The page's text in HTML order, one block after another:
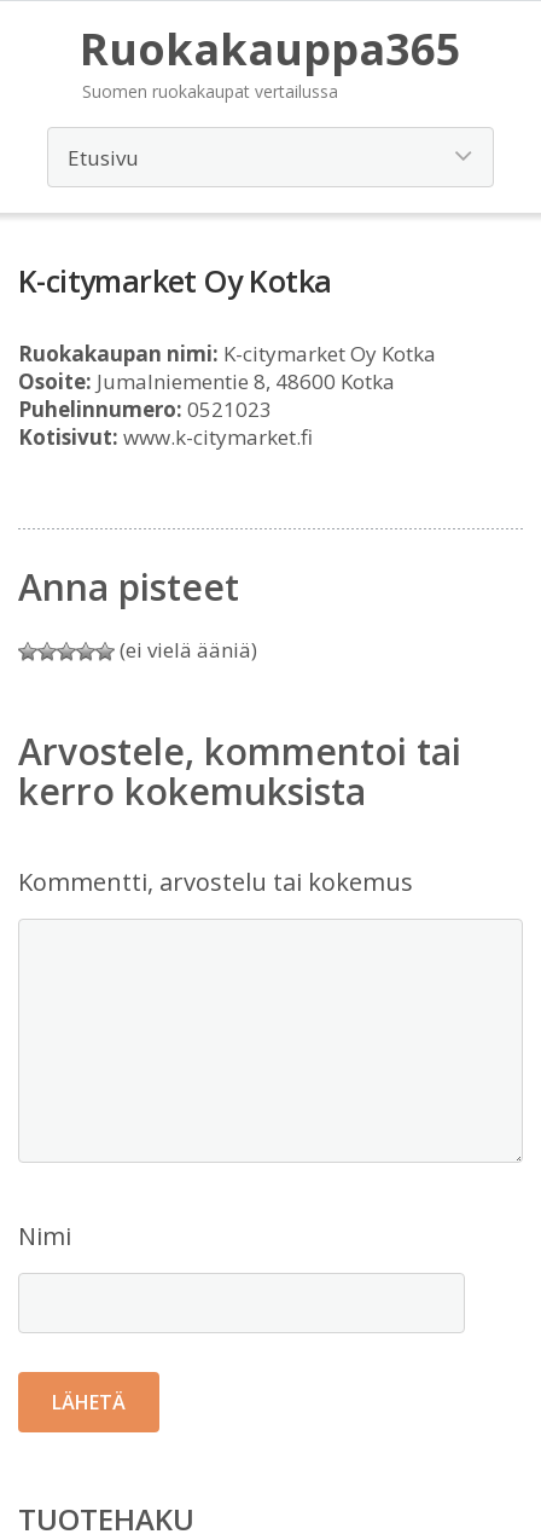
Ruokakauppa365
Suomen ruokakaupat vertailussa
K-citymarket Oy Kotka
Ruokakaupan nimi: K-citymarket Oy Kotka
Osoite: Jumalniementie 8, 48600 Kotka
Puhelinnumero: 0521023
Kotisivut: www.k-citymarket.fi
Anna pisteet
(ei vielä ääniä)
Arvostele, kommentoi tai
kerro kokemuksista
Kommentti, arvostelu tai kokemus
Nimi
TUOTEHAKU